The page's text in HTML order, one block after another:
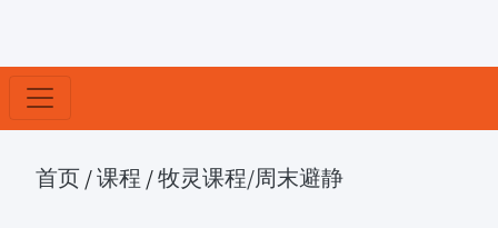
首页 /课程 /牧灵课程/周末避静